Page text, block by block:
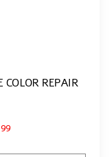
99